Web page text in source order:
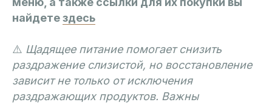
найдетездесь
⚠️ Щадящее питание помогает снизить
раздражение слизистой, но восстановление
зависит не только от исключения
раздражающих продуктов. Важны
На холодильник
Версия для печати